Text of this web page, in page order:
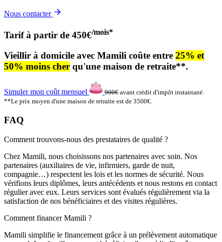
Nous contacter
Tarif à partir de 450€/mois*
Vieillir à domicile avec Mamili coûte entre 25% et
50% moins cher qu'une maison de retraite**.
Simuler mon coût mensuel 900€ avant crédit d'impôt instantané.
**Le prix moyen d'une maison de retraite est de 3500€.
FAQ
Comment trouvons-nous des prestataires de qualité ?
Chez Mamili, nous choisissons nos partenaires avec soin. Nos
partenaires (auxiliaires de vie, infirmiers, garde de nuit,
compagnie…) respectent les lois et les normes de sécurité. Nous
vérifions leurs diplômes, leurs antécédents et nous restons en contact
régulier avec eux. Leurs services sont évalués régulièrement via la
satisfaction de nos bénéficiaires et des visites régulières.
Comment financer Mamili ?
Mamili simplifie le financement grâce à un prélèvement automatique